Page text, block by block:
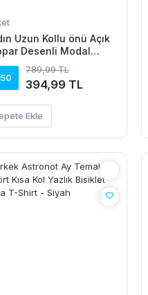
Uzun Kollu önü Açık
Desenli Modal
789,99 TL
394,99 TL
Ekle